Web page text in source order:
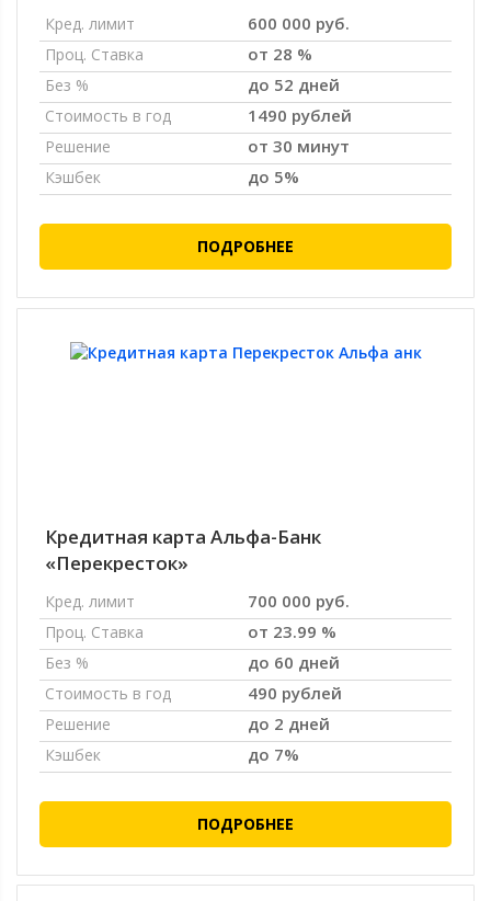
Кред. лимит 600 000 руб.
Проц. Ставка от 28 %
Без % до 52 дней
Стоимость в год 1490 рублей
Решение от 30 минут
Кэшбек до 5%
ПОДРОБНЕЕ
Кредитная карта Альфа-Банк
«Перекресток»
Кред. лимит 700 000 руб.
Проц. Ставка от 23.99 %
Без % до 60 дней
Стоимость в год 490 рублей
Решение до 2 дней
Кэшбек до 7%
ПОДРОБНЕЕ